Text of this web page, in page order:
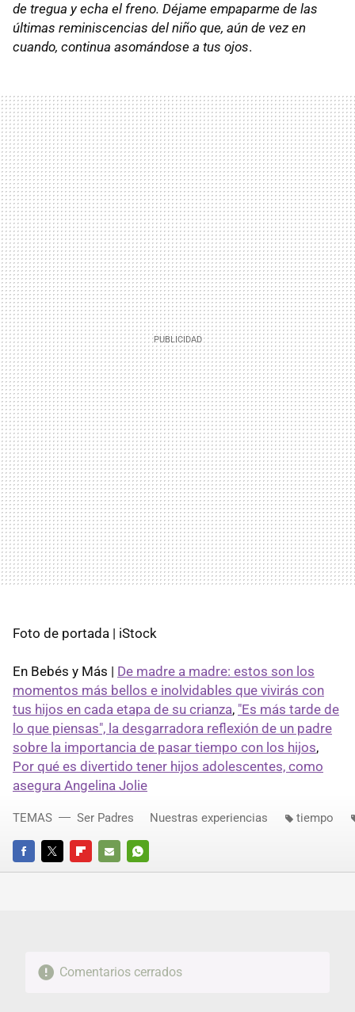
de tregua y echa el freno. Déjame empaparme de las
últimas reminiscencias del niño que, aún de vez en
cuando, continua asomándose a tus ojos.
Foto de portada | iStock
En Bebés y Más | De madre a madre: estos son los
momentos más bellos e inolvidables que vivirás con
tus hijos en cada etapa de su crianza, "Es más tarde de
lo que piensas", la desgarradora reflexión de un padre
sobre la importancia de pasar tiempo con los hijos,
Por qué es divertido tener hijos adolescentes, como
asegura Angelina Jolie
FACEBOOKTWITTERFLIPBOARD
E-
WHATSAPP
TEMAS Ser Padres Nuestras experiencias tiempo
Comentarios cerrados